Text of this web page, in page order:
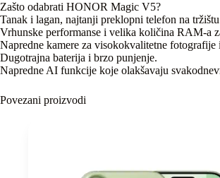
Zašto odabrati HONOR Magic V5?
Tanak i lagan, najtanji preklopni telefon na
Vrhunske performanse i velika količina RAM-a
Napredne kamere za visokokvalitetne fotografije
Dugotrajna baterija i brzo punjenje.
Napredne AI funkcije koje olakšavaju
Povezani proizvodi